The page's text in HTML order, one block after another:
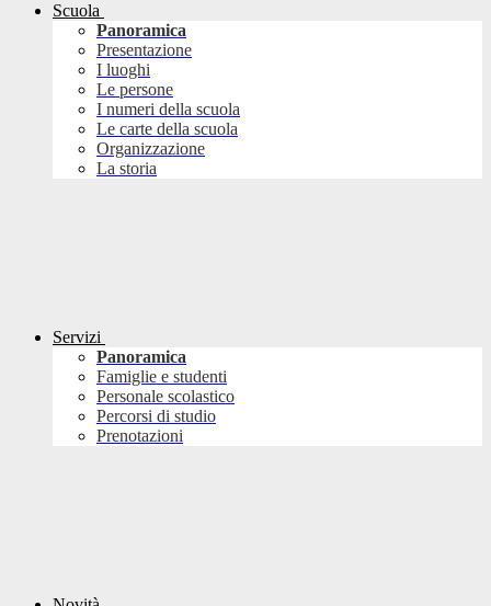
Scuola
Panoramica
Presentazione
I luoghi
Le persone
I numeri della scuola
Le carte della scuola
Organizzazione
La storia
Servizi
Panoramica
Famiglie e studenti
Personale scolastico
Percorsi di studio
Prenotazioni